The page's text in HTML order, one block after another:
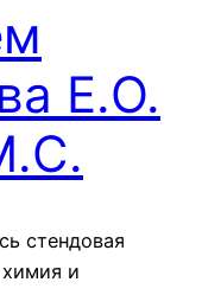
Е.О.
стендовая
химия и